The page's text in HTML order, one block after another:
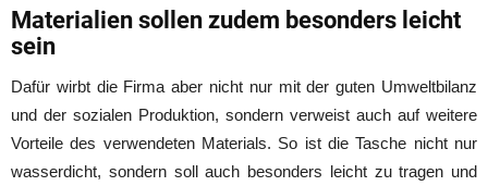
Materialien sollen zudem besonders leicht
sein
Dafür wirbt die Firma aber nicht nur mit der guten Umweltbilanz
und der sozialen Produktion, sondern verweist auch auf weitere
Vorteile des verwendeten Materials. So ist die Tasche nicht nur
wasserdicht, sondern soll auch besonders leicht zu tragen und